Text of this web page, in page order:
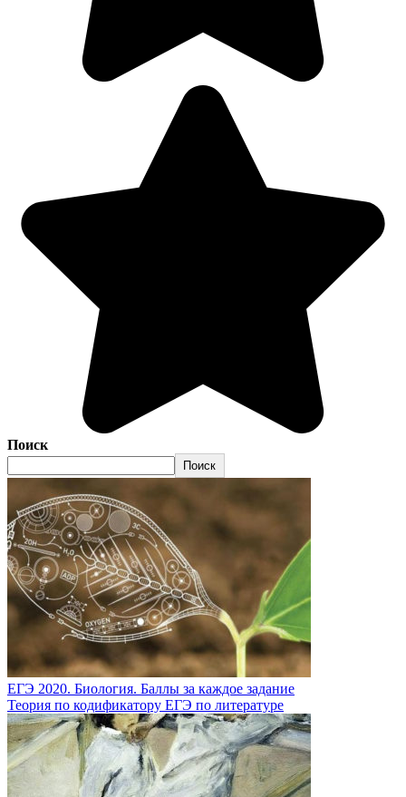
Поиск
Поиск
ЕГЭ 2020. Биология. Баллы за каждое задание
Теория по кодификатору ЕГЭ по литературе